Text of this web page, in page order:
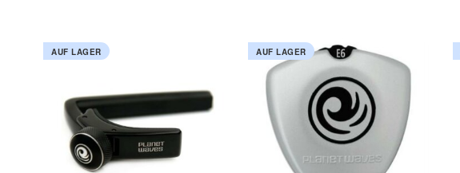
AUF LAGER AUF LAGER